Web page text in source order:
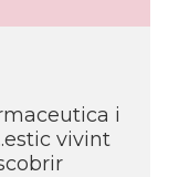
i
vivint